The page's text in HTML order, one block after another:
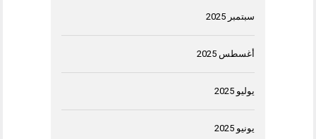
سبتمبر 2025
أغسطس 2025
يوليو 2025
يونيو 2025